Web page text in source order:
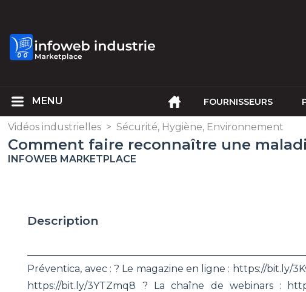
FOURNISSEURS
Vidéos industrielles > Sécurité, Hygiène, Environnement
Comment faire reconnaître une
INFOWEB MARKETPLACE
Description
Préventica, avec : ? Le magazine en ligne : https://bit.ly/
https://bit.ly/3YTZmq8 ? La chaîne de webinars :